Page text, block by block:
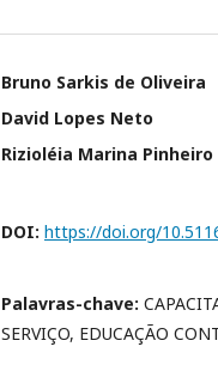
Bruno Sarkis de Oliveira
David Lopes Neto
Rizioléia Marina Pinheiro
DOI: https://doi.org/
Palavras-chave:
SERVIÇO, EDUCAÇÃO